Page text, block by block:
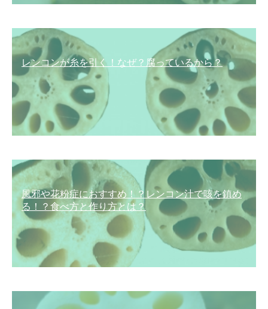
レンコンが糸を引く！なぜ？腐っているから？
風邪や花粉症におすすめ！？レンコン汁で咳を鎮め
る！？食べ方と作り方とは？